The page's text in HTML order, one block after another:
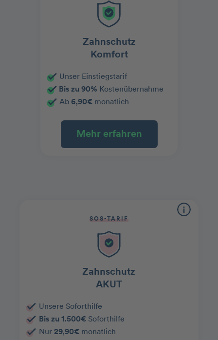
Zahnschutz
Komfort
Unser Einstiegstarif
Bis zu 90% Kostenübernahme
Ab 6,90€ monatlich
Mehr erfahren
SOS-TARIF
Zahnschutz
AKUT
Unsere Soforthilfe
Bis zu 1.500€Soforthilfe
Nur 29,90€monatlich